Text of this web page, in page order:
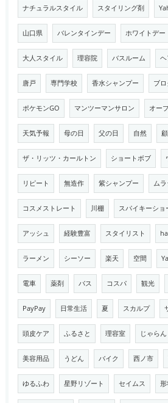
ナチュラルスタイル スタイリング剤
山口県 バレンタインデー ホワイトデー
大人スタイル 理容院 バスルーム ヘ
唐戸 専門学校 香水シャンプー ブ
ポケモンGO マンツーマンサロン オー
天気予報 母の日 父の日 自然
ザ・リッツ・カールトン ショートボブ
リピート 無造作 紫シャンプー ムラ
コスメストレート 川棚 スパイキーショ
アッシュ 経験豊富 スタイリスト
ラーメン シーソー 楽天 空間
電車 薬剤 バス コスパ 観光
PayPay 日常生活 夏 スカルプ
頭皮ケア ふるさと 理容室 じゃらん
美容用品 うどん バイク 西ノ市
ゆるふわ 星野リゾート セイムス 形